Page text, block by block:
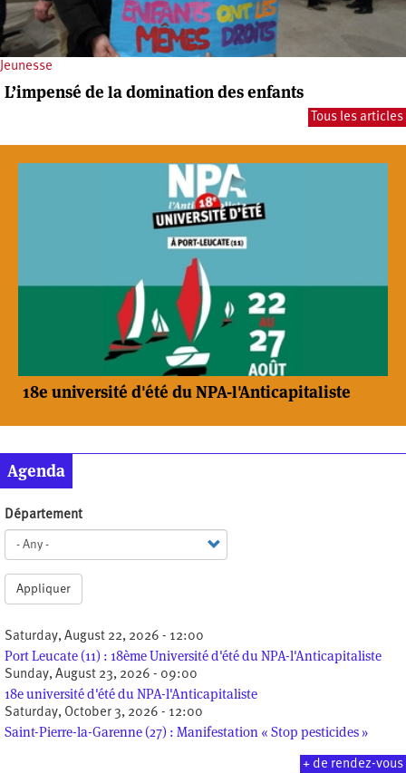
Jeunesse
L’impensé de la domination des enfants
Tous les articles
18e université d'été du NPA-l'Anticapitaliste
Agenda
Département
Appliquer
Saturday, August 22, 2026 - 12:00
Port Leucate (11) : 18ème Université d'été du NPA-l'Anticapitaliste
Sunday, August 23, 2026 - 09:00
18e université d'été du NPA-l'Anticapitaliste
Saturday, October 3, 2026 - 12:00
Saint-Pierre-la-Garenne (27) : Manifestation « Stop pesticides »
+ de rendez-vous